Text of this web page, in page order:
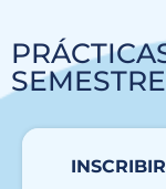
SEMESTRE